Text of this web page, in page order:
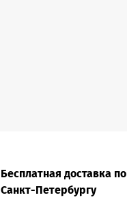
Бесплатная доставка по
Санкт-Петербургу